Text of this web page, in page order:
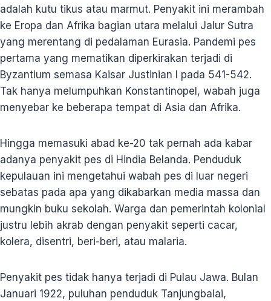
adalah kutu tikus atau marmut. Penyakit ini merambah
ke Eropa dan Afrika bagian utara melalui Jalur Sutra
yang merentang di pedalaman Eurasia. Pandemi pes
pertama yang mematikan diperkirakan terjadi di
Byzantium semasa Kaisar Justinian I pada 541-542.
Tak hanya melumpuhkan Konstantinopel, wabah juga
menyebar ke beberapa tempat di Asia dan Afrika.
Hingga memasuki abad ke-20 tak pernah ada kabar
adanya penyakit pes di Hindia Belanda. Penduduk
kepulauan ini mengetahui wabah pes di luar negeri
sebatas pada apa yang dikabarkan media massa dan
mungkin buku sekolah. Warga dan pemerintah kolonial
justru lebih akrab dengan penyakit seperti cacar,
kolera, disentri, beri-beri, atau malaria.
Penyakit pes tidak hanya terjadi di Pulau Jawa. Bulan
Januari 1922, puluhan penduduk Tanjungbalai,